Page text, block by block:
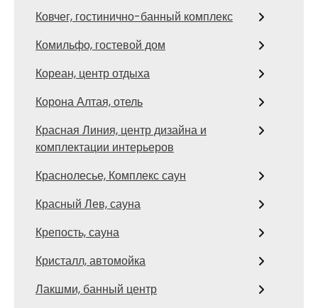
Ковчег, гостинично-банный комплекс
Комильфо, гостевой дом
Кореан, центр отдыха
Корона Алтая, отель
Красная Линия, центр дизайна и
комплектации интерьеров
Краснолесье, Комплекс саун
Красный Лев, сауна
Крепость, сауна
Кристалл, автомойка
Лакшми, банный центр